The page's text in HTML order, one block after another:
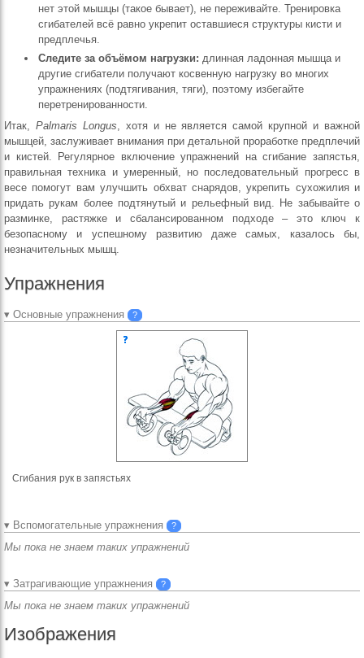
нет этой мышцы (такое бывает), не переживайте. Тренировка
сгибателей всё равно укрепит оставшиеся структуры кисти и
предплечья.
Следите за объёмом нагрузки: длинная ладонная мышца и
другие сгибатели получают косвенную нагрузку во многих
упражнениях (подтягивания, тяги), поэтому избегайте
перетренированности.
Итак, Palmaris Longus, хотя и не является самой крупной и важной
мышцей, заслуживает внимания при детальной проработке предплечий
и кистей. Регулярное включение упражнений на сгибание запястья,
правильная техника и умеренный, но последовательный прогресс в
весе помогут вам улучшить обхват снарядов, укрепить сухожилия и
придать рукам более подтянутый и рельефный вид. Не забывайте о
разминке, растяжке и сбалансированном подходе – это ключ к
безопасному и успешному развитию даже самых, казалось бы,
незначительных мышц.
Упражнения
▾ Основные упражнения ?
Сгибания рук в запястьях
▾ Вспомогательные упражнения ?
Мы пока не знаем таких упражнений
▾ Затрагивающие упражнения ?
Мы пока не знаем таких упражнений
Изображения